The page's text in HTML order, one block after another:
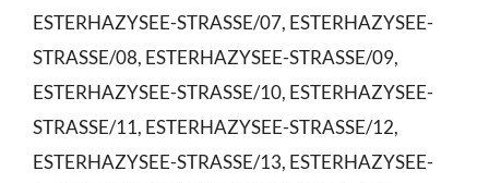
ESTERHAZYSEE-STRASSE/07, ESTERHAZYSEE-
STRASSE/08, ESTERHAZYSEE-STRASSE/09,
ESTERHAZYSEE-STRASSE/10, ESTERHAZYSEE-
STRASSE/11, ESTERHAZYSEE-STRASSE/12,
ESTERHAZYSEE-STRASSE/13, ESTERHAZYSEE-